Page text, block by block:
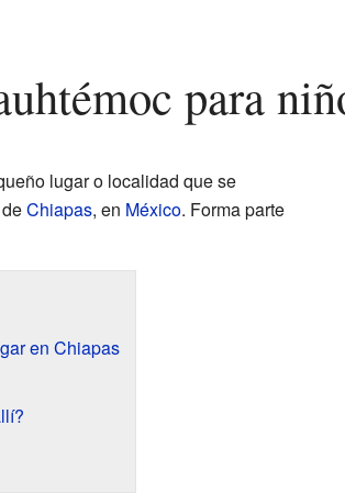
para
lugar o localidad que se
Chiapas, en México. Forma parte
en Chiapas